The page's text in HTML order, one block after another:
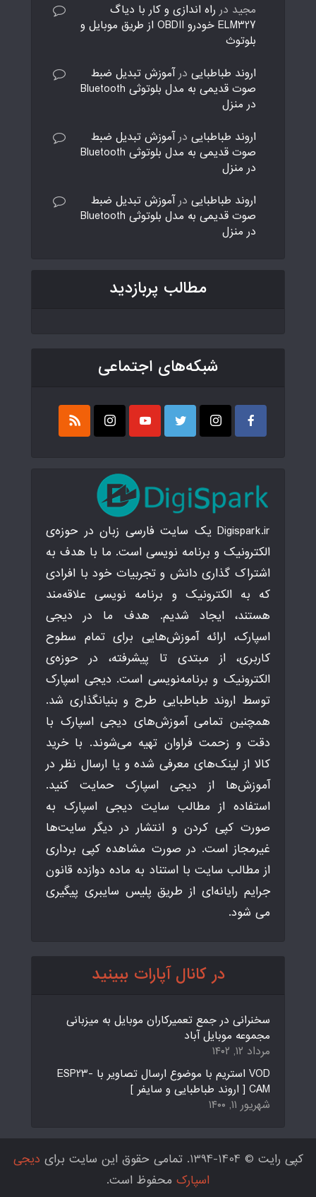
مجید در راه اندازی و کار با دیاگ
ELM327 خودرو OBDII از طریق موبایل و
بلوتوث
اروند طباطبایی درآموزش تبدیل ضبط
صوت قدیمی به مدل بلوتوثی Bluetooth
در منزل
اروند طباطبایی درآموزش تبدیل ضبط
صوت قدیمی به مدل بلوتوثی Bluetooth
در منزل
اروند طباطبایی درآموزش تبدیل ضبط
صوت قدیمی به مدل بلوتوثی Bluetooth
در منزل
مطالب پربازدید
شبکه‌های اجتماعی
Digispark.ir یک سایت فارسی زبان در حوزه‌ی
الکترونیک و برنامه نویسی است. ما با هدف به
اشتراک گذاری دانش و تجربیات خود با افرادی
که به الکترونیک و برنامه نویسی علاقه‌مند
هستند، ایجاد شدیم. هدف ما در دیجی
اسپارک، ارائه آموزش‌هایی برای تمام سطوح
کاربری، از مبتدی تا پیشرفته، در حوزه‌ی
الکترونیک و برنامه‌نویسی است. دیجی اسپارک
توسط اروند طباطبایی طرح و بنیانگذاری شد.
همچنین تمامی آموزش‌های دیجی اسپارک با
دقت و زحمت فراوان تهیه می‌شوند. با خرید
کالا از لینک‌های معرفی شده و یا ارسال نظر در
آموزش‌ها از دیجی اسپارک حمایت کنید.
استفاده از مطالب سایت دیجی اسپارک به
صورت کپی کردن و انتشار در دیگر سایت‌ها
غیرمجاز است. در صورت مشاهده کپی برداری
از مطالب سایت با استناد به ماده دوازده قانون
جرایم رایانه‌ای از طریق پلیس سایبری پیگیری
می شود.
در کانال آپارات ببینید
سخنرانی در جمع تعمیرکاران موبایل به میزبانی
مجموعه موبایل آباد
مرداد ۱۲, ۱۴۰۲
VOD استریم با موضوع ارسال تصاویر با ESP23-
CAM [ اروند طباطبایی و سایفر ]
شهریور ۱۱, ۱۴۰۰
کپی رایت © 1404-1394. تمامی حقوق این سایت برای
دیجی
اسپارک محفوظ است.